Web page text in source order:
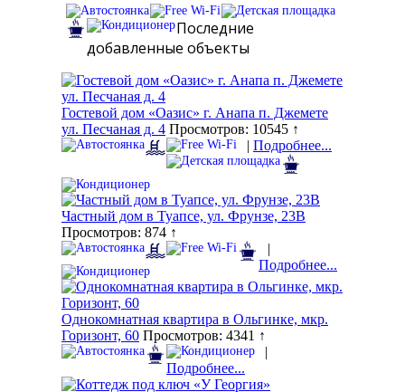
Последние
добавленные объекты
Гостевой дом «Оазис» г. Анапа п. Джемете
ул. Песчаная д. 4 Просмотров: 10545 ↑
| Подробнее...
Частный дом в Туапсе, ул. Фрунзе, 23В
Просмотров: 874 ↑
|
Подробнее...
Однокомнатная квартира в Ольгинке, мкр.
Горизонт, 60 Просмотров: 4341 ↑
|
Подробнее...